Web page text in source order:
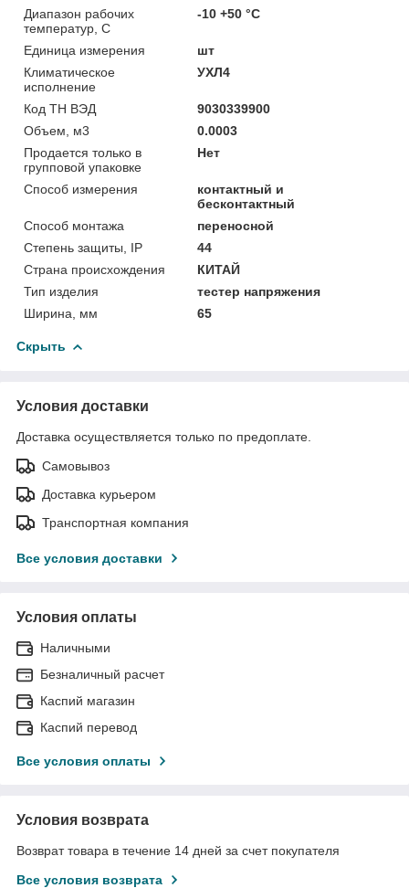
Диапазон рабочих
температур, С
-10 +50 °C
Единица измерения
шт
Климатическое
исполнение
УХЛ4
Код ТН ВЭД
9030339900
Объем, м3
0.0003
Продается только в
групповой упаковке
Нет
Способ измерения
контактный и
бесконтактный
Способ монтажа
переносной
Степень защиты, IP
44
Страна происхождения
КИТАЙ
Тип изделия
тестер напряжения
Ширина, мм
65
Скрыть
Условия доставки
Доставка осуществляется только по предоплате.
Самовывоз
Доставка курьером
Транспортная компания
Все условия доставки
Условия оплаты
Наличными
Безналичный расчет
Каспий магазин
Каспий перевод
Все условия оплаты
Условия возврата
Возврат товара в течение 14 дней за счет покупателя
Все условия возврата